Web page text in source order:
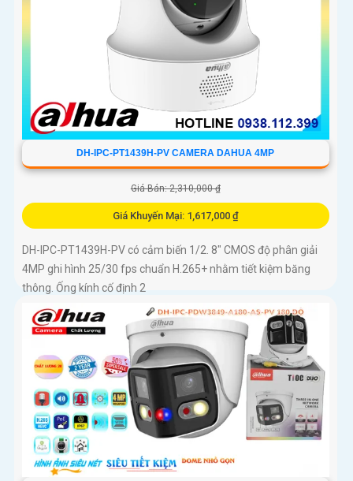
DH-IPC-PT1439H-PV CAMERA DAHUA 4MP
Giá Bán: 2,310,000 ₫
Giá Khuyến Mại: 1,617,000 ₫
DH-IPC-PT1439H-PV có cảm biến 1/2. 8″ CMOS độ phân giải
4MP ghi hình 25/30 fps chuẩn H.265+ nhằm tiết kiệm băng
thông. Ống kính cố định 2